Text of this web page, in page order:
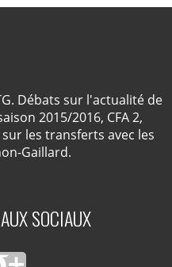
Débats sur l'actualité de
2015/2016, CFA 2,
les transferts avec les
Gaillard.
SOCIAUX